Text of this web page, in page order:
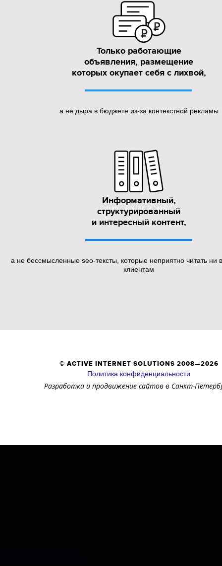
Только работающие
объявления, размещение
которых окупает себя с лихвой,
а не дыра в бюджете из-за контекстной рекламы
Информативный,
структурированный
и интересный контент,
а не бессмысленные seo-тексты, которые неприятно читать
клиентам
© ACTIVE INTERNET SOLUTIONS 2008—2026
Политика конфиденциальности
Разработка и продвижение сайтов в Санкт-